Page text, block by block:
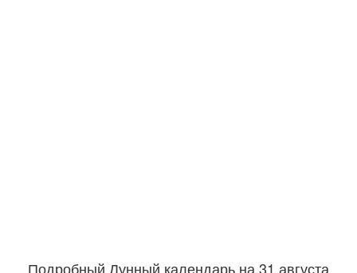
Подробный Лунный календарь на 31 августа